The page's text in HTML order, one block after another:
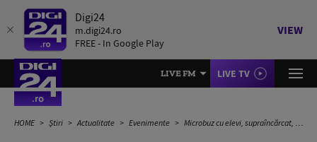
Digi24
m.digi24.ro
FREE - In Google Play
VIEW
LIVE FM LIVE TV
HOME Știri Actualitate Evenimente Microbuz cu elevi, supraîncărcat, implicat într-un accident: 4 MORȚI și 26 răniți. Nereguli descoperite de autorități